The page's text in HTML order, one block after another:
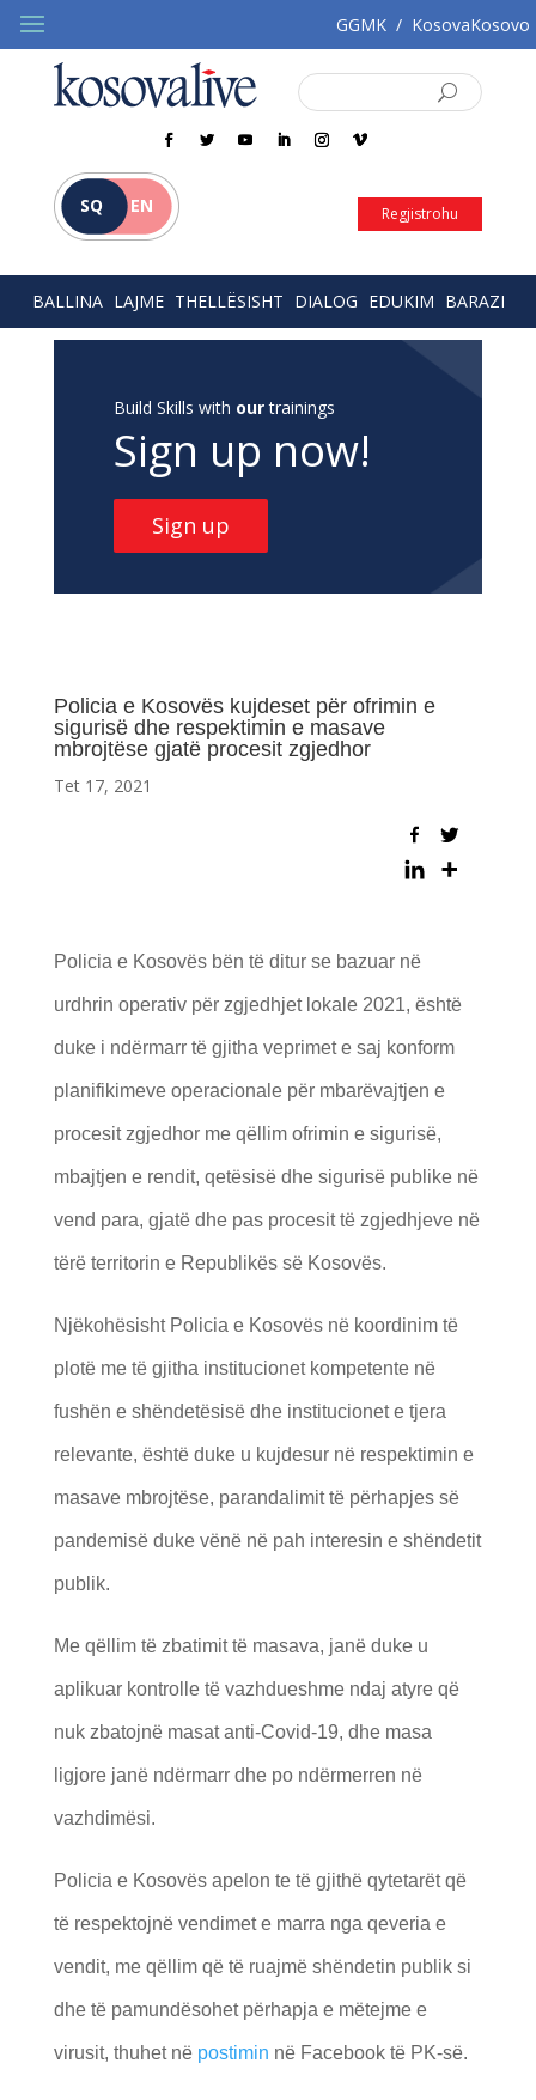
GGMK / KosovaKosovo
SQ EN Regjistrohu
BALLINA LAJME THELLËSISHT DIALOG EDUKIM BARAZI
Build Skills with ourtrainings
Sign up now!
Sign up
Policia e Kosovës kujdeset për ofrimin e
sigurisë dhe respektimin e masave
mbrojtëse gjatë procesit zgjedhor
Tet 17, 2021
Policia e Kosovës bën të ditur se bazuar në
urdhrin operativ për zgjedhjet lokale 2021, është
duke i ndërmarr të gjitha veprimet e saj konform
planifikimeve operacionale për mbarëvajtjen e
procesit zgjedhor me qëllim ofrimin e sigurisë,
mbajtjen e rendit, qetësisë dhe sigurisë publike në
vend para, gjatë dhe pas procesit të zgjedhjeve në
tërë territorin e Republikës së Kosovës.
Njëkohësisht Policia e Kosovës në koordinim të
plotë me të gjitha institucionet kompetente në
fushën e shëndetësisë dhe institucionet e tjera
relevante, është duke u kujdesur në respektimin e
masave mbrojtëse, parandalimit të përhapjes së
pandemisë duke vënë në pah interesin e shëndetit
publik.
Me qëllim të zbatimit të masava, janë duke u
aplikuar kontrolle të vazhdueshme ndaj atyre që
nuk zbatojnë masat anti-Covid-19, dhe masa
ligjore janë ndërmarr dhe po ndërmerren në
vazhdimësi.
Policia e Kosovës apelon te të gjithë qytetarët që
të respektojnë vendimet e marra nga qeveria e
vendit, me qëllim që të ruajmë shëndetin publik si
dhe të pamundësohet përhapja e mëtejme e
virusit, thuhet në postimin në Facebook të PK-së.